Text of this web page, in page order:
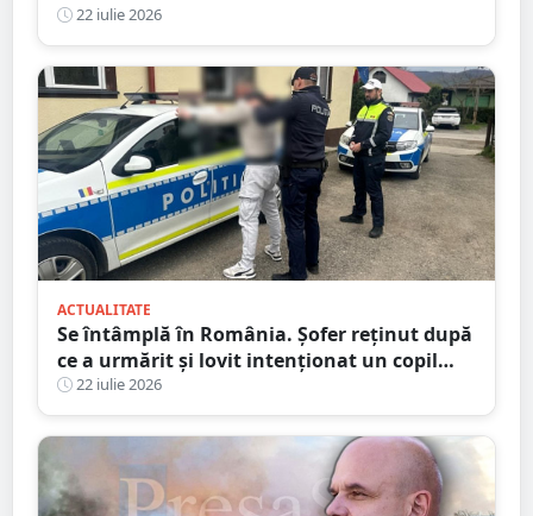
omologul din Beregovo
22 iulie 2026
ACTUALITATE
Se întâmplă în România. Șofer reținut după
ce a urmărit și lovit intenționat un copil
aflat pe trotinetă
22 iulie 2026